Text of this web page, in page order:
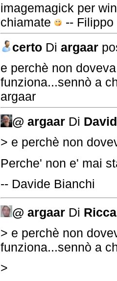
imagemagick per
chiamate
--
certo Diargaar
e perchè non
funziona...sennò a
argaar
@ argaar Di
> e perchè non
Perche' non e' mai
-- Davide Bianchi
@ argaar Di
> e perchè non
funziona...sennò a
>